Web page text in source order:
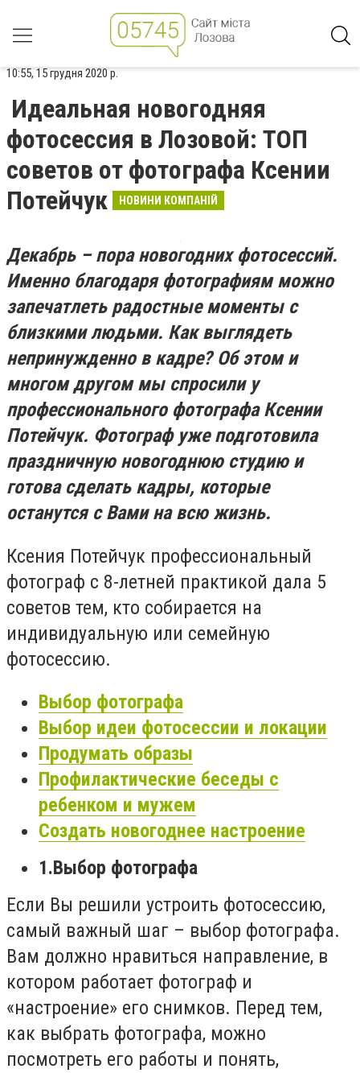
10:55, 15 грудня 2020 р.
Идеальная новогодняя
фотосессия в Лозовой: ТОП
советов от фотографа Ксении
Потейчук
НОВИНИ КОМПАНІЙ
Декабрь – пора новогодних фотосессий.
Именно благодаря фотографиям можно
запечатлеть радостные моменты с
близкими людьми. Как выглядеть
непринужденно в кадре? Об этом и
многом другом мы спросили у
профессионального фотографа Ксении
Потейчук. Фотограф уже подготовила
праздничную новогоднюю студию и
готова сделать кадры, которые
останутся с Вами на всю жизнь.
Ксения Потейчук профессиональный
фотограф с 8-летней практикой дала 5
советов тем, кто собирается на
индивидуальную или семейную
фотосессию.
Выбор фотографа
Выбор идеи фотосессии и локации
Продумать образы
Профилактические беседы с
ребенком и мужем
Создать новогоднее настроение
1.Выбор фотографа
Если Вы решили устроить фотосессию,
самый важный шаг – выбор фотографа.
Вам должно нравиться направление, в
котором работает фотограф и
«настроение» его снимков. Перед тем,
как выбрать фотографа, можно
посмотреть его работы и понять,